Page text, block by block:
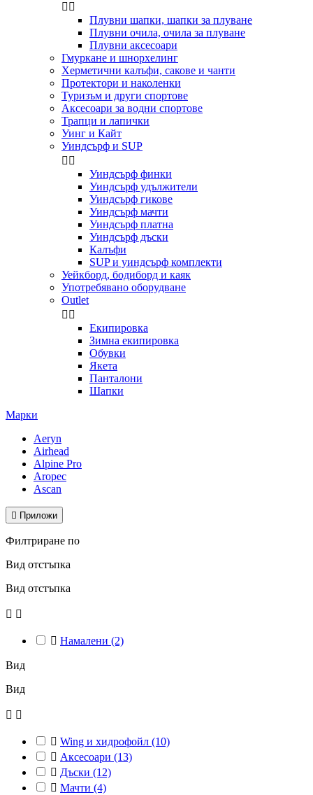
 
Плувни шапки, шапки за плуване
Плувни очила, очила за плуване
Плувни аксесоари
Гмуркане и шнорхелинг
Херметични калъфи, сакове и чанти
Протектори и наколенки
Туризъм и други спортове
Аксесоари за водни спортове
Трапци и лапички
Уинг и Кайт
Уиндсърф и SUP
 
Уиндсърф финки
Уиндсърф удължители
Уиндсърф гикове
Уиндсърф мачти
Уиндсърф платна
Уиндсърф дъски
Калъфи
SUP и уиндсърф комплекти
Уейкборд, бодиборд и каяк
Употребявано оборудване
Outlet
 
Екипировка
Зимна екипировка
Обувки
Якета
Панталони
Шапки
Марки
Aeryn
Airhead
Alpine Pro
Aropec
Ascan
 Приложи
Филтриране по
Вид отстъпка
Вид отстъпка
 
 Намалени (2)
Вид
Вид
 
 Wing и хидрофойл (10)
 Аксесоари (13)
 Дъски (12)
 Мачти (4)